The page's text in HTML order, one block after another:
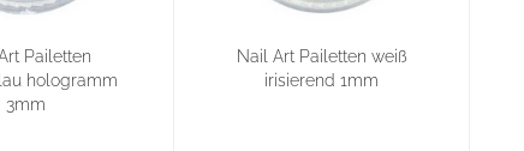
Pailetten
hologramm
3mm
Nail Art Pailetten weiß
irisierend 1mm